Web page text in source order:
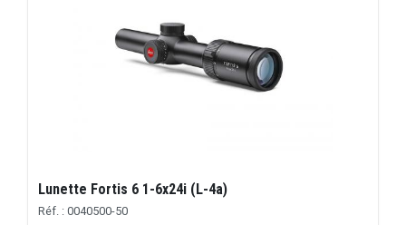
Lunette Fortis 6 1-6x24i (L-4a)
Réf. : 0040500-50